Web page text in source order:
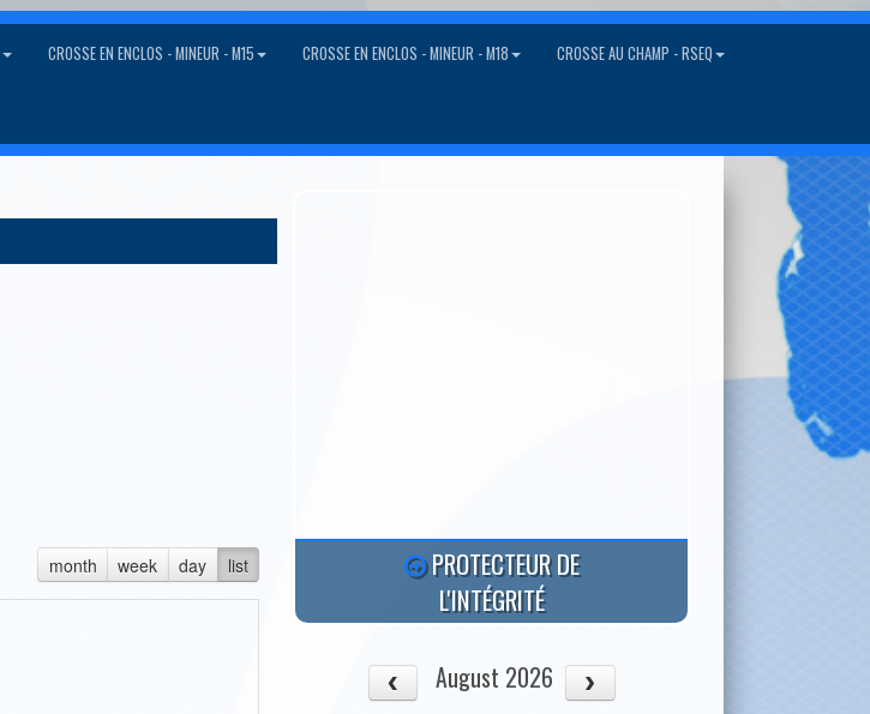
CROSSE EN ENCLOS - MINEUR - M15 CROSSE EN ENCLOS - MINEUR - M18 CROSSE AU CHAMP - RSEQ
month week day list
PROTECTEUR DE
L'INTÉGRITÉ
August 2026